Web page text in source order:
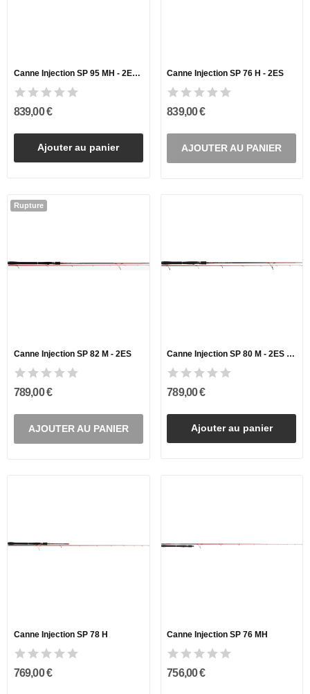
Canne Injection SP 95 MH - 2ES Silver Arrow
839,00 €
Ajouter au panier
Canne Injection SP 76 H - 2ES
839,00 €
AJOUTER AU PANIER
Rupture
Canne Injection SP 82 M - 2ES
789,00 €
AJOUTER AU PANIER
Canne Injection SP 80 M - 2ES Minnow
789,00 €
Ajouter au panier
Canne Injection SP 78 H
769,00 €
Canne Injection SP 76 MH
756,00 €